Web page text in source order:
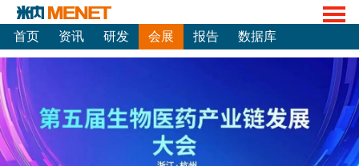
首页 资讯 研发 会展 报告 数据库